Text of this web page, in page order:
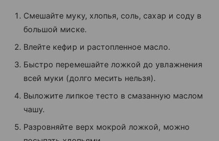
Смешайте муку, хлопья, соль, сахар и соду в
большой миске.
Влейте кефир и растопленное масло.
Быстро перемешайте ложкой до увлажнения
всей муки (долго месить нельзя).
Выложите липкое тесто в смазанную маслом
чашу.
Разровняйте верх мокрой ложкой, можно